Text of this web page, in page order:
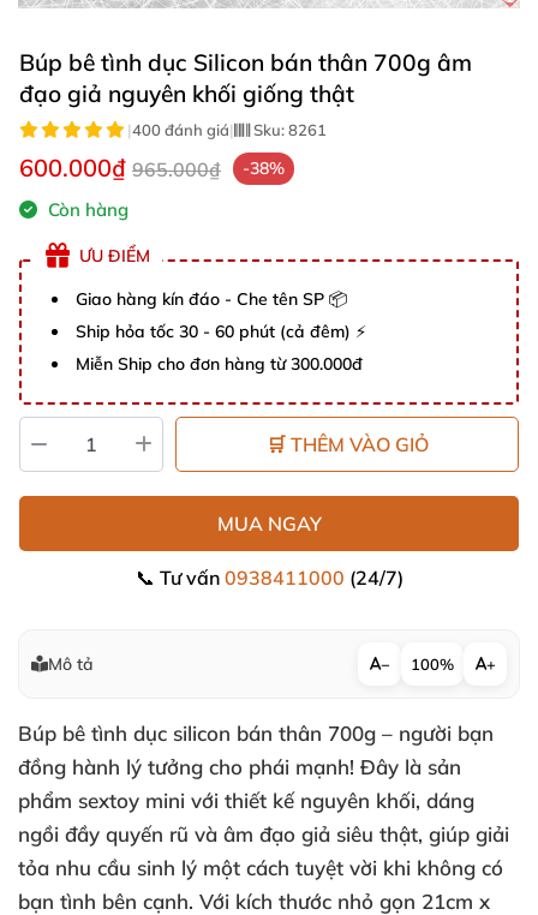
Búp bê tình dục Silicon bán thân 700g âm
đạo giả nguyên khối giống thật
|400 đánh giá| Sku:8261
600.000₫ 965.000₫ -38%
Còn hàng
ƯU ĐIỂM
Giao hàng kín đáo - Che tên SP 📦
Ship hỏa tốc 30 - 60 phút (cả đêm) ⚡
Miễn Ship cho đơn hàng từ 300.000đ
🛒 THÊM VÀO GIỎ
MUA NGAY
📞 Tư vấn 0938411000 (24/7)
Mô tả − 100% +
Búp bê tình dục silicon bán thân 700g – người bạn
đồng hành lý tưởng cho phái mạnh! Đây là sản
phẩm sextoy mini với thiết kế nguyên khối, dáng
ngồi đầy quyến rũ và âm đạo giả siêu thật, giúp giải
tỏa nhu cầu sinh lý một cách tuyệt vời khi không có
bạn tình bên cạnh. Với kích thước nhỏ gọn 21cm x